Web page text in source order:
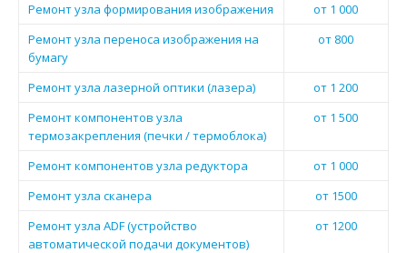
Ремонт узла формирования изображения
от 1 000
Ремонт узла переноса изображения на
бумагу
от 800
Ремонт узла лазерной оптики (лазера)
от 1 200
Ремонт компонентов узла
термозакрепления (печки / термоблока)
от 1 500
Ремонт компонентов узла редуктора
от 1 000
Ремонт узла сканера
от 1500
Ремонт узла ADF (устройство
автоматической подачи документов)
от 1200